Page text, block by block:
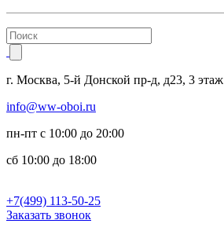
г. Москва, 5-й Донской пр-д, д23, 3 этаж
info@ww-oboi.ru
пн-пт с 10:00 до 20:00
сб 10:00 до 18:00
+7(499) 113-50-25
Заказать звонок